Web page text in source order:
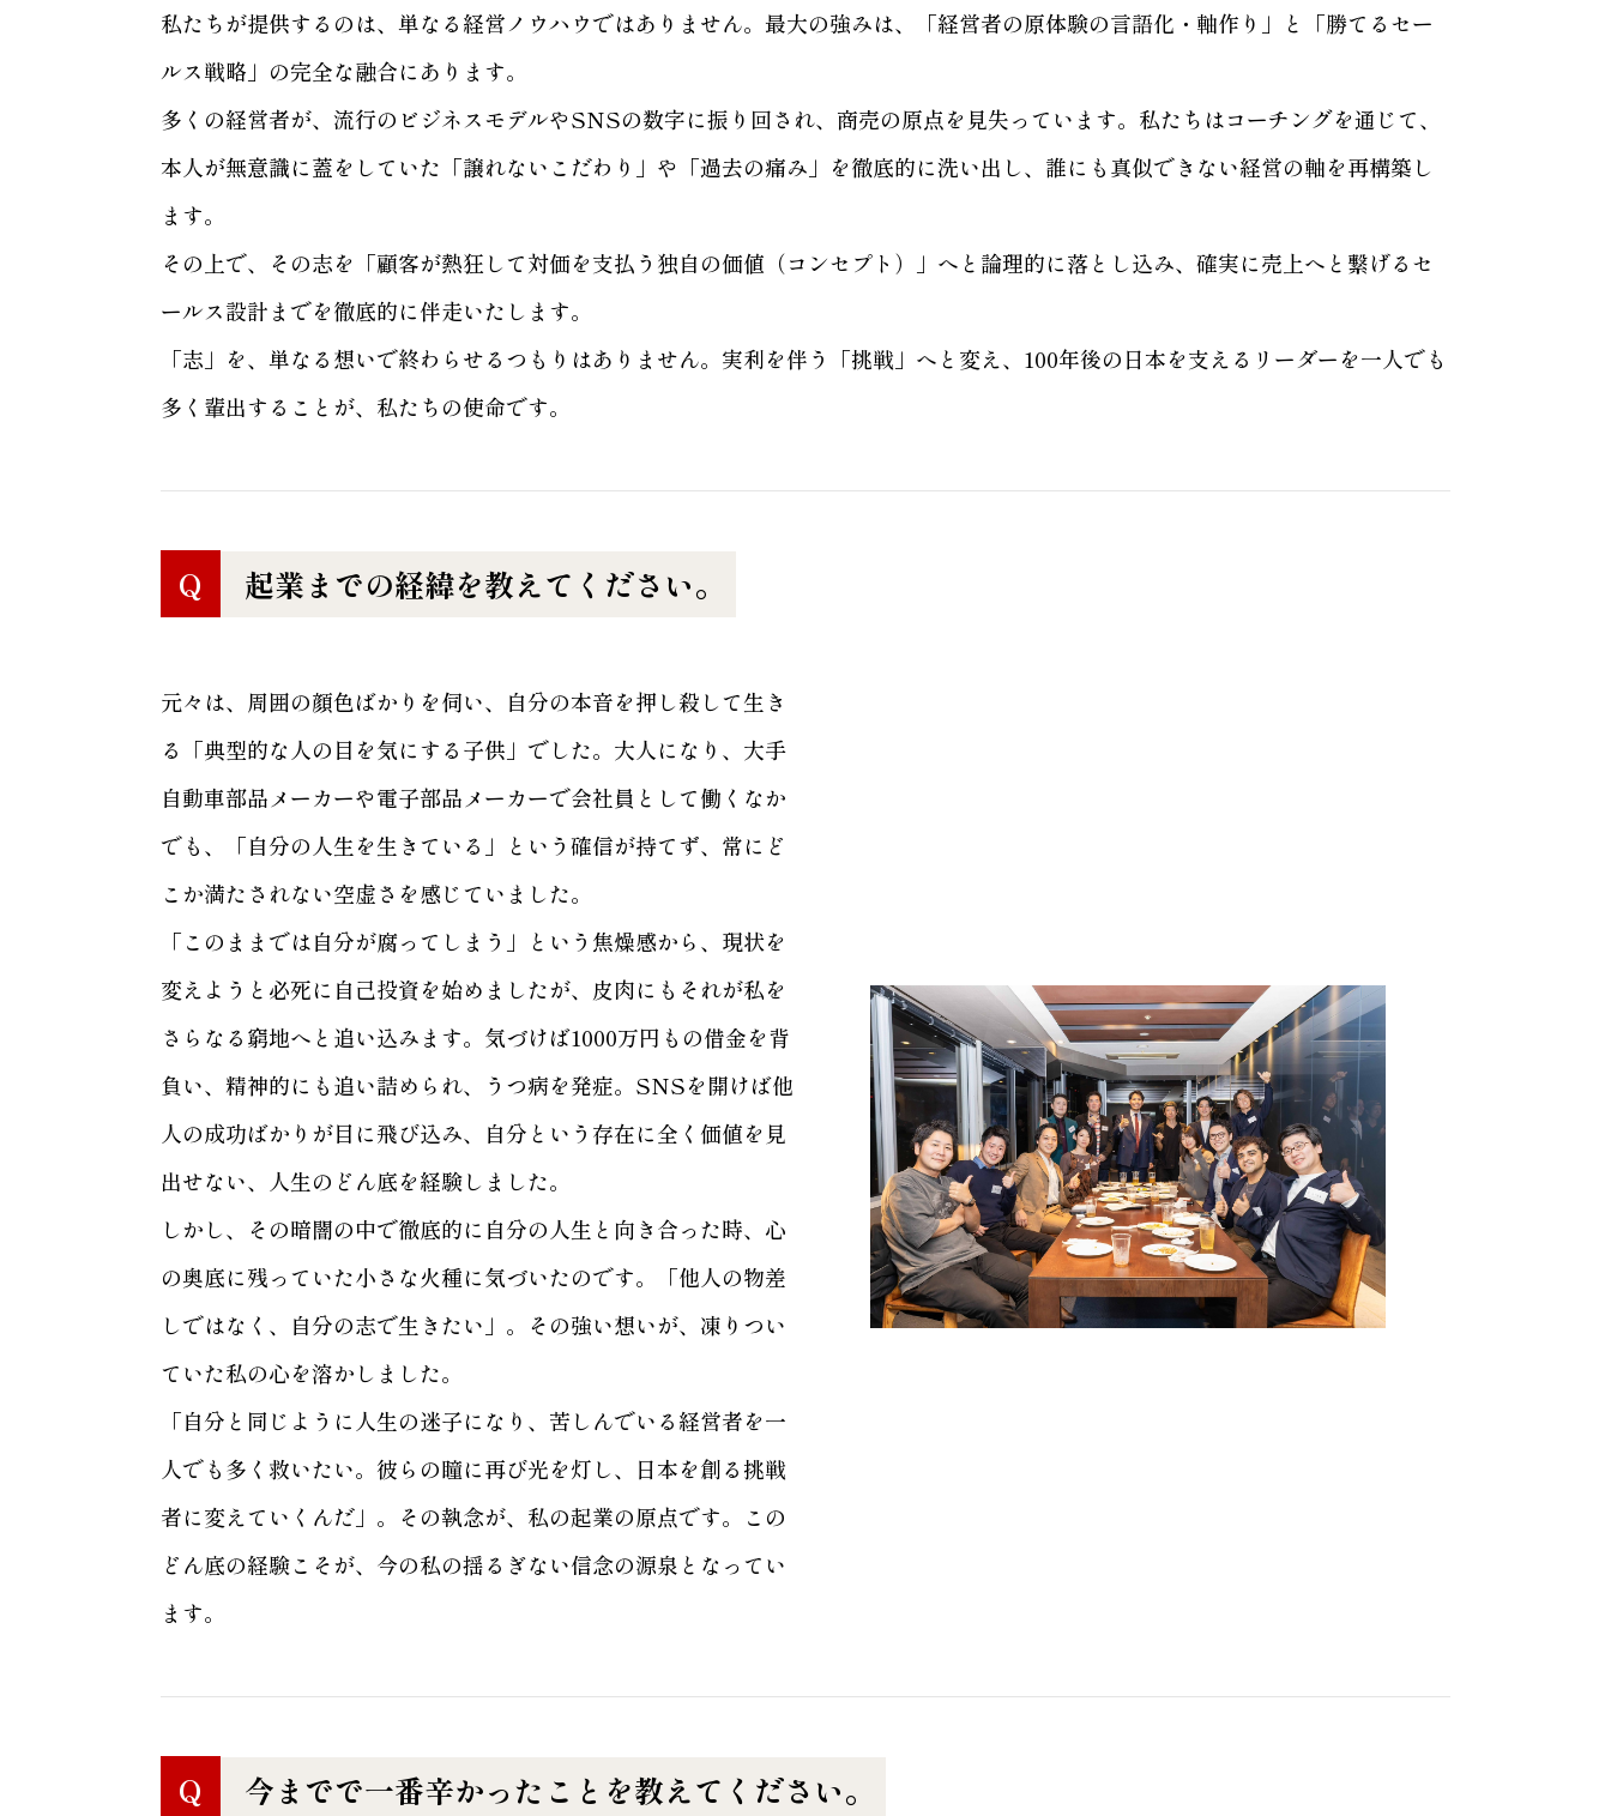
私たちが提供するのは、単なる経営ノウハウではありません。最大の強みは、「経営者の原体験の言語化・軸作り」と「勝てるセー
ルス戦略」の完全な融合にあります。
多くの経営者が、流行のビジネスモデルやSNSの数字に振り回され、商売の原点を見失っています。私たちはコーチングを通じて、
本人が無意識に蓋をしていた「譲れないこだわり」や「過去の痛み」を徹底的に洗い出し、誰にも真似できない経営の軸を再構築し
ます。
その上で、その志を「顧客が熱狂して対価を支払う独自の価値（コンセプト）」へと論理的に落とし込み、確実に売上へと繋げるセ
ールス設計までを徹底的に伴走いたします。
「志」を、単なる想いで終わらせるつもりはありません。実利を伴う「挑戦」へと変え、100年後の日本を支えるリーダーを一人でも
多く輩出することが、私たちの使命です。
Q 起業までの経緯を教えてください。
元々は、周囲の顔色ばかりを伺い、自分の本音を押し殺して生き
る「典型的な人の目を気にする子供」でした。大人になり、大手
自動車部品メーカーや電子部品メーカーで会社員として働くなか
でも、「自分の人生を生きている」という確信が持てず、常にど
こか満たされない空虚さを感じていました。
「このままでは自分が腐ってしまう」という焦燥感から、現状を
変えようと必死に自己投資を始めましたが、皮肉にもそれが私を
さらなる窮地へと追い込みます。気づけば1000万円もの借金を背
負い、精神的にも追い詰められ、うつ病を発症。SNSを開けば他
人の成功ばかりが目に飛び込み、自分という存在に全く価値を見
出せない、人生のどん底を経験しました。
しかし、その暗闇の中で徹底的に自分の人生と向き合った時、心
の奥底に残っていた小さな火種に気づいたのです。「他人の物差
しではなく、自分の志で生きたい」。その強い想いが、凍りつい
ていた私の心を溶かしました。
「自分と同じように人生の迷子になり、苦しんでいる経営者を一
人でも多く救いたい。彼らの瞳に再び光を灯し、日本を創る挑戦
者に変えていくんだ」。その執念が、私の起業の原点です。この
どん底の経験こそが、今の私の揺るぎない信念の源泉となってい
ます。
Q 今までで一番辛かったことを教えてください。